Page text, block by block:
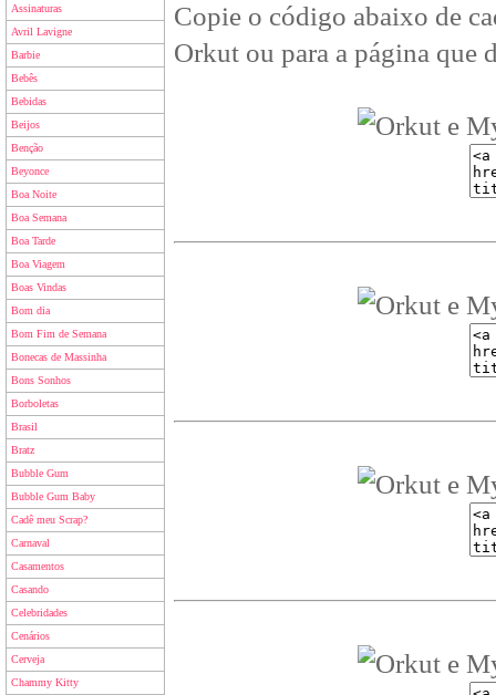
Assinaturas
Avril Lavigne
Barbie
Bebês
Bebidas
Beijos
Benção
Beyonce
Boa Noite
Boa Semana
Boa Tarde
Boa Viagem
Boas Vindas
Bom dia
Bom Fim de Semana
Bonecas de Massinha
Bons Sonhos
Borboletas
Brasil
Bratz
Bubble Gum
Bubble Gum Baby
Cadê meu Scrap?
Carnaval
Casamentos
Casando
Celebridades
Cenários
Cerveja
Chammy Kitty
Copie o código abaixo de
Orkut ou para a página que